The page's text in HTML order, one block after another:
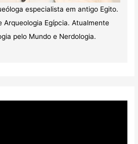
especialista em antigo Egito.
Arqueologia Egípcia. Atualmente
pelo Mundo e Nerdologia.